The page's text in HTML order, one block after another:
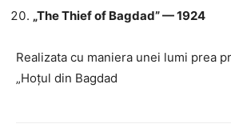
„The Thief of Bagdad” — 1924
Realizata cu maniera unei lumi prea
„Hoțul din Bagdad